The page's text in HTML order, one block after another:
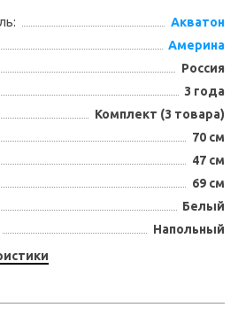
Акватон
Америна
Россия
3 года
Комплект (3 товара)
70 см
47 см
69 см
Белый
Напольный